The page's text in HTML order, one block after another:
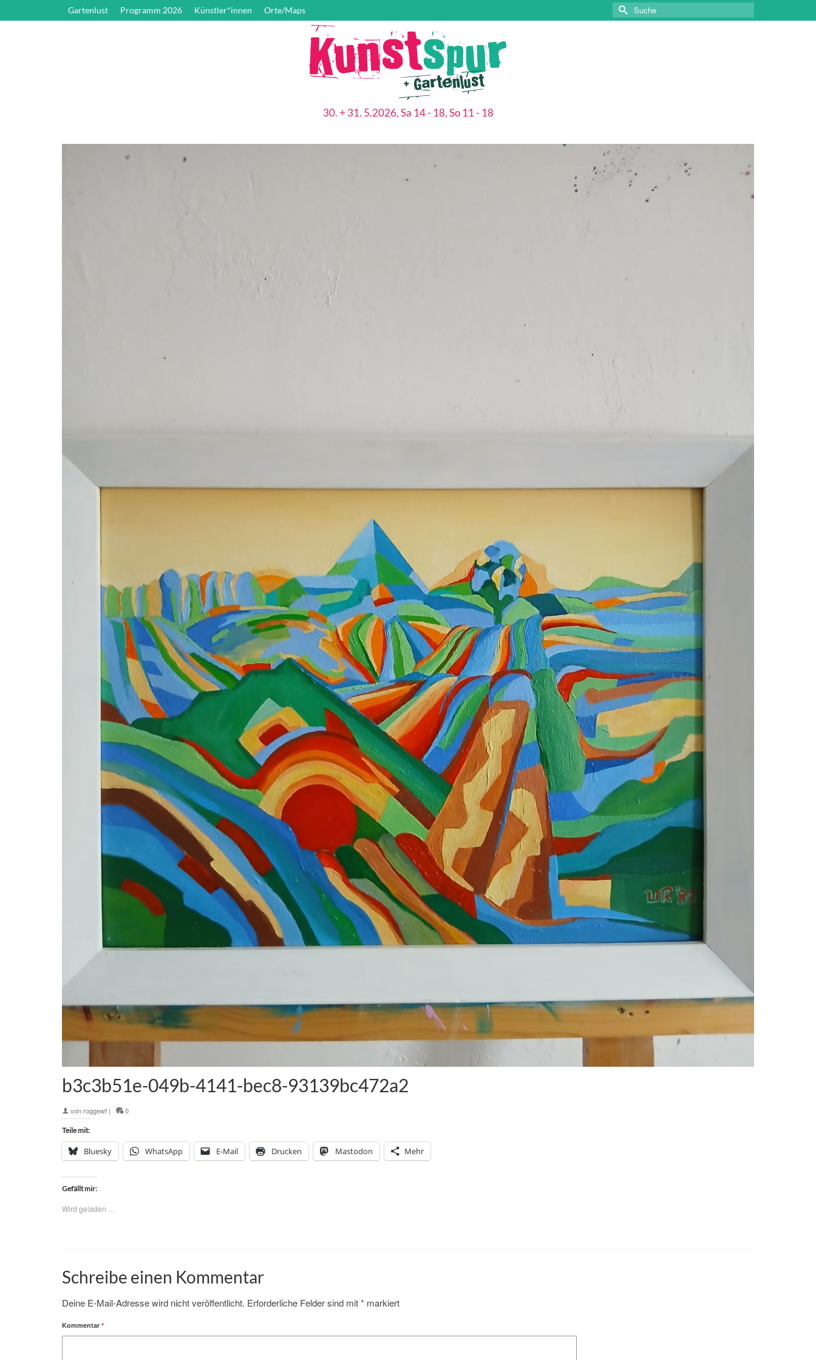
Gartenlust Programm 2026 Künstler*innen Orte/Maps
Suche
nach:
30. + 31. 5.2026, Sa 14 - 18, So 11 - 18
b3c3b51e-049b-4141-bec8-93139bc472a2
vonroggewf | 0
Teile mit:
Bluesky WhatsApp E-Mail Drucken Mastodon Mehr
Gefällt mir:
Wird geladen …
Schreibe einen Kommentar
Deine E-Mail-Adresse wird nicht veröffentlicht. Erforderliche Felder sind mit* markiert
Kommentar *